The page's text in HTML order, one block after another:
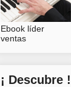
Ebook líder
ventas
¡ Descubre !